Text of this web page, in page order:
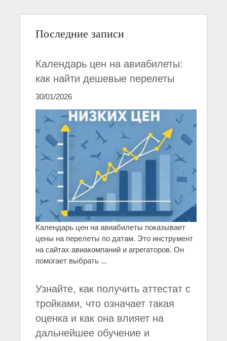
Последние записи
Календарь цен на авиабилеты:
как найти дешевые перелеты
30/01/2026
Календарь цен на авиабилеты показывает
цены на перелеты по датам. Это инструмент
на сайтах авиакомпаний и агрегаторов. Он
помогает выбрать ...
Узнайте, как получить аттестат с
тройками, что означает такая
оценка и как она влияет на
дальнейшее обучение и